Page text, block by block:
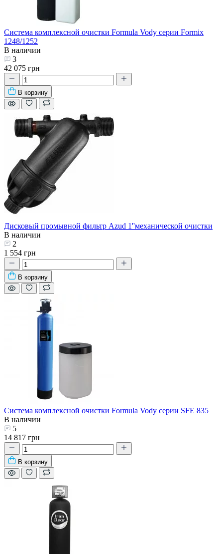
Система комплексной очистки Formula Vody серии Formix
1248/1252
В наличии
3
42 075 грн
В корзину
Дисковый промывной фильтр Azud 1''механической очистки
В наличии
2
1 554 грн
В корзину
Система комплексной очистки Formula Vody серии SFE 835
В наличии
5
14 817 грн
В корзину